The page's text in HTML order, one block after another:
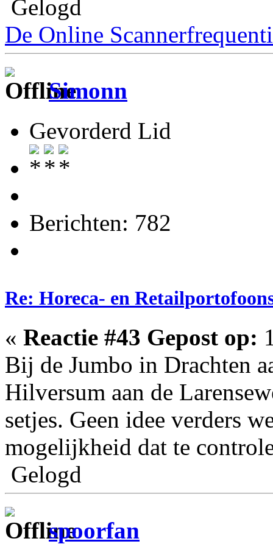
Gelogd
De Online
Simonn
Gevorderd Lid
Berichten: 782
Re: Horeca- en
« Reactie #43 Gepost op:
Bij de Jumbo in Drachten
Hilversum aan de
setjes. Geen idee verders
mogelijkheid dat te
Gelogd
spoorfan